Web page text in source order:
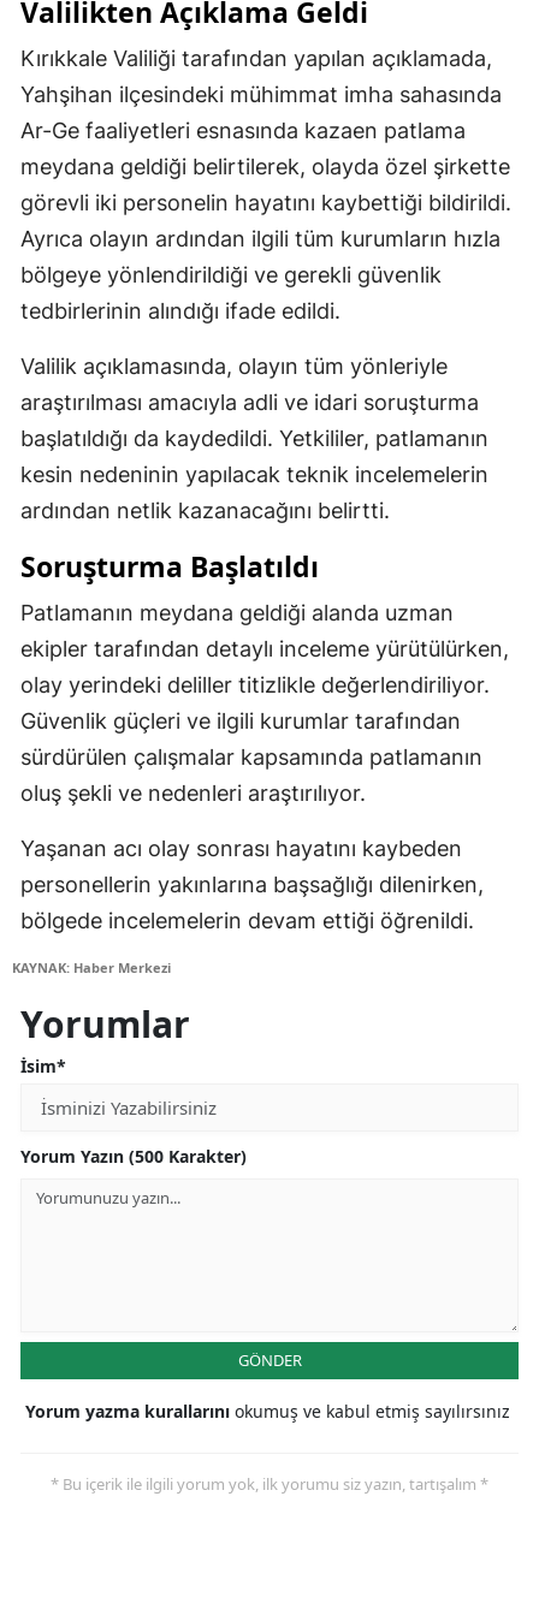
Valilikten Açıklama Geldi
Kırıkkale Valiliği tarafından yapılan açıklamada,
Yahşihan ilçesindeki mühimmat imha sahasında
Ar-Ge faaliyetleri esnasında kazaen patlama
meydana geldiği belirtilerek, olayda özel şirkette
görevli iki personelin hayatını kaybettiği bildirildi.
Ayrıca olayın ardından ilgili tüm kurumların hızla
bölgeye yönlendirildiği ve gerekli güvenlik
tedbirlerinin alındığı ifade edildi.
Valilik açıklamasında, olayın tüm yönleriyle
araştırılması amacıyla adli ve idari soruşturma
başlatıldığı da kaydedildi. Yetkililer, patlamanın
kesin nedeninin yapılacak teknik incelemelerin
ardından netlik kazanacağını belirtti.
Soruşturma Başlatıldı
Patlamanın meydana geldiği alanda uzman
ekipler tarafından detaylı inceleme yürütülürken,
olay yerindeki deliller titizlikle değerlendiriliyor.
Güvenlik güçleri ve ilgili kurumlar tarafından
sürdürülen çalışmalar kapsamında patlamanın
oluş şekli ve nedenleri araştırılıyor.
Yaşanan acı olay sonrası hayatını kaybeden
personellerin yakınlarına başsağlığı dilenirken,
bölgede incelemelerin devam ettiği öğrenildi.
KAYNAK: Haber Merkezi
Yorumlar
İsim*
Yorum Yazın (500 Karakter)
GÖNDER
Yorum yazma kurallarını okumuş ve kabul etmiş sayılırsınız
* Bu içerik ile ilgili yorum yok, ilk yorumu siz yazın, tartışalım *